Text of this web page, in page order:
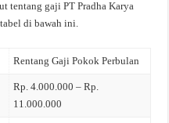
tentang gaji PT Pradha Karya
di bawah ini.
Rentang Gaji Pokok Perbulan
Rp. 4.000.000 – Rp.
11.000.000